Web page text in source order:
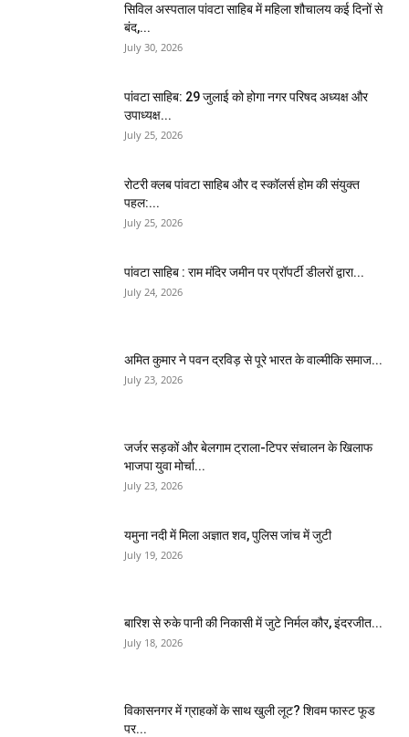
सिविल अस्पताल पांवटा साहिब में महिला शौचालय कई दिनों से
बंद,...
July 30, 2026
पांवटा साहिब: 29 जुलाई को होगा नगर परिषद अध्यक्ष और
उपाध्यक्ष...
July 25, 2026
​रोटरी क्लब पांवटा साहिब और द स्कॉलर्स होम की संयुक्त
पहल:...
July 25, 2026
पांवटा साहिब : राम मंदिर जमीन पर प्रॉपर्टी डीलरों द्वारा...
July 24, 2026
अमित कुमार ने पवन द्रविड़ से पूरे भारत के वाल्मीकि समाज...
July 23, 2026
जर्जर सड़कों और बेलगाम ट्राला-टिपर संचालन के खिलाफ
भाजपा युवा मोर्चा...
July 23, 2026
यमुना नदी में मिला अज्ञात शव, पुलिस जांच में जुटी
July 19, 2026
बारिश से रुके पानी की निकासी में जुटे निर्मल कौर, इंदरजीत...
July 18, 2026
विकासनगर में ग्राहकों के साथ खुली लूट? शिवम फास्ट फूड
पर...